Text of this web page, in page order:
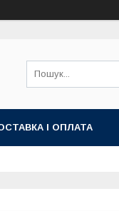
І ОПЛАТА